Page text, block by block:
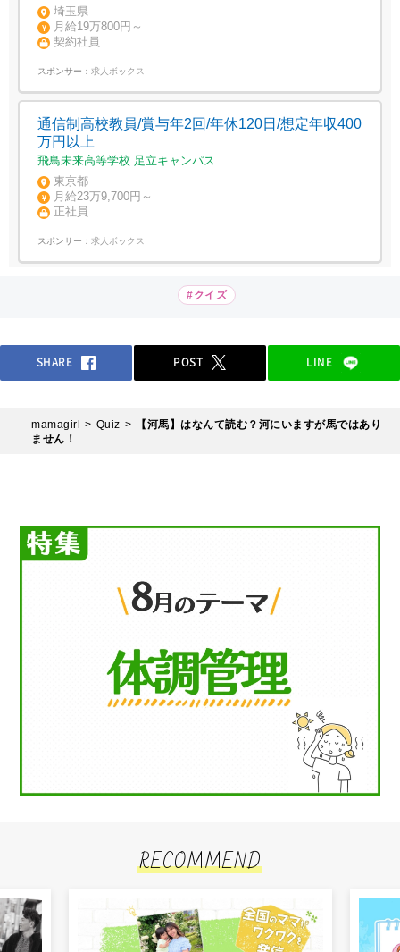
埼玉県
月給19万800円～
契約社員
スポンサー： 求人ボックス
通信制高校教員/賞与年2回/年休120日/想定年収400
万円以上
飛鳥未来高等学校 足立キャンパス
東京都
月給23万9,700円～
正社員
スポンサー： 求人ボックス
#クイズ
SHARE POST LINE
mamagirl Quiz
【河馬】はなんて読む？河にいますが馬ではあり
ません！
RECOMMEND